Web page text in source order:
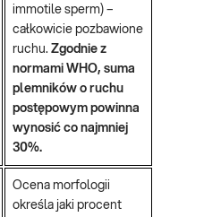
immotile sperm) –
całkowicie pozbawione
ruchu. Zgodnie z
normami WHO, suma
plemników o ruchu
postępowym powinna
wynosić co najmniej
30%.
Ocena morfologii
określa jaki procent